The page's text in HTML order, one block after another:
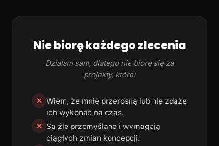
Nie biorę każdego zlecenia
Działam sam, dlatego nie biorę się za
projekty, które:
✕ Wiem, że mnie przerosną lub nie zdążę
ich wykonać na czas.
✕
Są źle przemyślane i wymagają
ciągłych zmian koncepcji.